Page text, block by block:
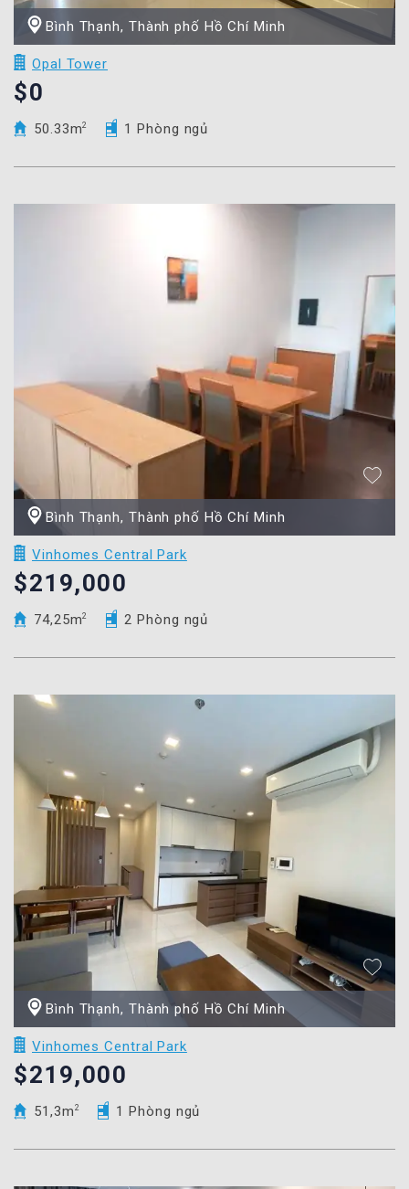
Bình Thạnh, Thành phố Hồ Chí Minh
Opal Tower
$0
50.33m2 1 Phòng ngủ
Bình Thạnh, Thành phố Hồ Chí Minh
Vinhomes Central Park
$219,000
74,25m2 2 Phòng ngủ
Bình Thạnh, Thành phố Hồ Chí Minh
Vinhomes Central Park
$219,000
51,3m 2 1 Phòng ngủ